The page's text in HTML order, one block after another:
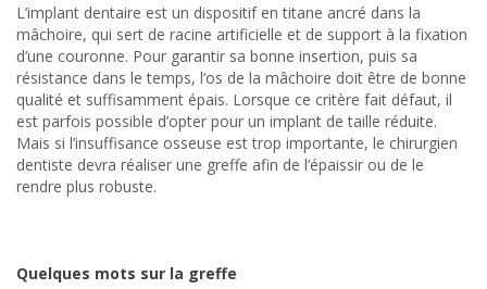
L’implant dentaire est un dispositif en titane ancré dans la
mâchoire, qui sert de racine artificielle et de support à la fixation
d’une couronne. Pour garantir sa bonne insertion, puis sa
résistance dans le temps, l’os de la mâchoire doit être de bonne
qualité et suffisamment épais. Lorsque ce critère fait défaut, il
est parfois possible d’opter pour un implant de taille réduite.
Mais si l’insuffisance osseuse est trop importante, le chirurgien
dentiste devra réaliser une greffe afin de l’épaissir ou de le
rendre plus robuste.
Quelques mots sur la greffe